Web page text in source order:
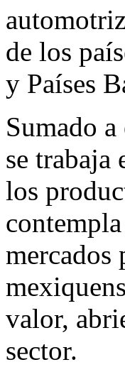
de los
y Países
Sumado
se trabaja
los
mercados
valor,
sector.